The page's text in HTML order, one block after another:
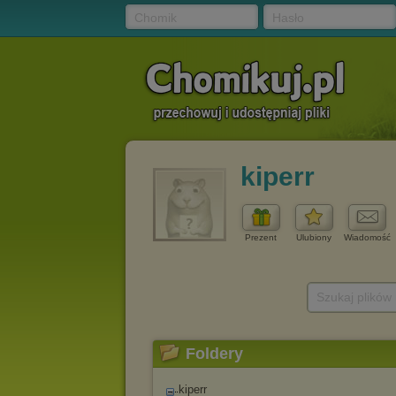
kiperr
Prezent Ulubiony Wiadomość
Foldery
kiperr